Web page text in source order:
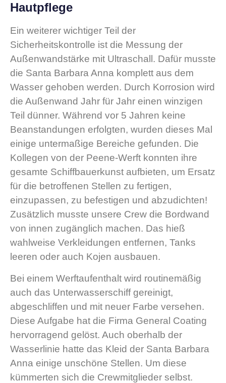
Hautpflege
Ein weiterer wichtiger Teil der
Sicherheitskontrolle ist die Messung der
Außenwandstärke mit Ultraschall. Dafür musste
die Santa Barbara Anna komplett aus dem
Wasser gehoben werden. Durch Korrosion wird
die Außenwand Jahr für Jahr einen winzigen
Teil dünner. Während vor 5 Jahren keine
Beanstandungen erfolgten, wurden dieses Mal
einige untermaßige Bereiche gefunden. Die
Kollegen von der Peene-Werft konnten ihre
gesamte Schiffbauerkunst aufbieten, um Ersatz
für die betroffenen Stellen zu fertigen,
einzupassen, zu befestigen und abzudichten!
Zusätzlich musste unsere Crew die Bordwand
von innen zugänglich machen. Das hieß
wahlweise Verkleidungen entfernen, Tanks
leeren oder auch Kojen ausbauen.
Bei einem Werftaufenthalt wird routinemäßig
auch das Unterwasserschiff gereinigt,
abgeschliffen und mit neuer Farbe versehen.
Diese Aufgabe hat die Firma General Coating
hervorragend gelöst. Auch oberhalb der
Wasserlinie hatte das Kleid der Santa Barbara
Anna einige unschöne Stellen. Um diese
kümmerten sich die Crewmitglieder selbst.